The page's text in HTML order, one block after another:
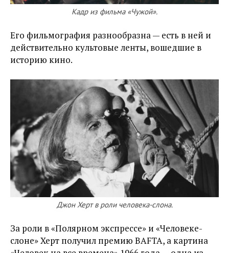
Кадр из фильма «Чужой».
Его фильмография разнообразна — есть в ней и
действительно культовые ленты, вошедшие в
историю кино.
Джон Херт в роли человека-слона.
За роли в «Полярном экспрессе» и «Человеке-
слоне» Херт получил премию BAFTA, а картина